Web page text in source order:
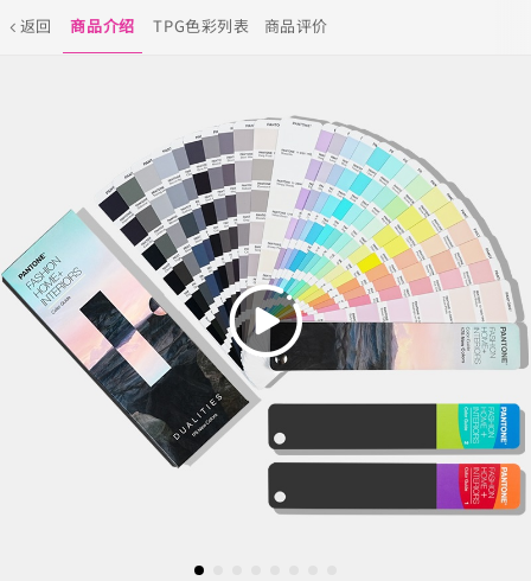
返回 商品介绍 TPG色彩列表 商品评价